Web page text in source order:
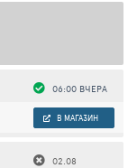
06:00 ВЧЕРА
В МАГАЗИН
02.08